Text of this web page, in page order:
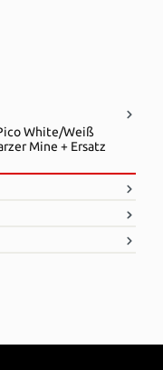
White/Weiß
Mine + Ersatz